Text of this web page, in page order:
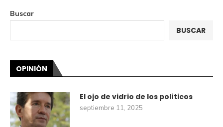
Buscar
BUSCAR
OPINIÓN
El ojo de vidrio de los políticos
septiembre 11, 2025